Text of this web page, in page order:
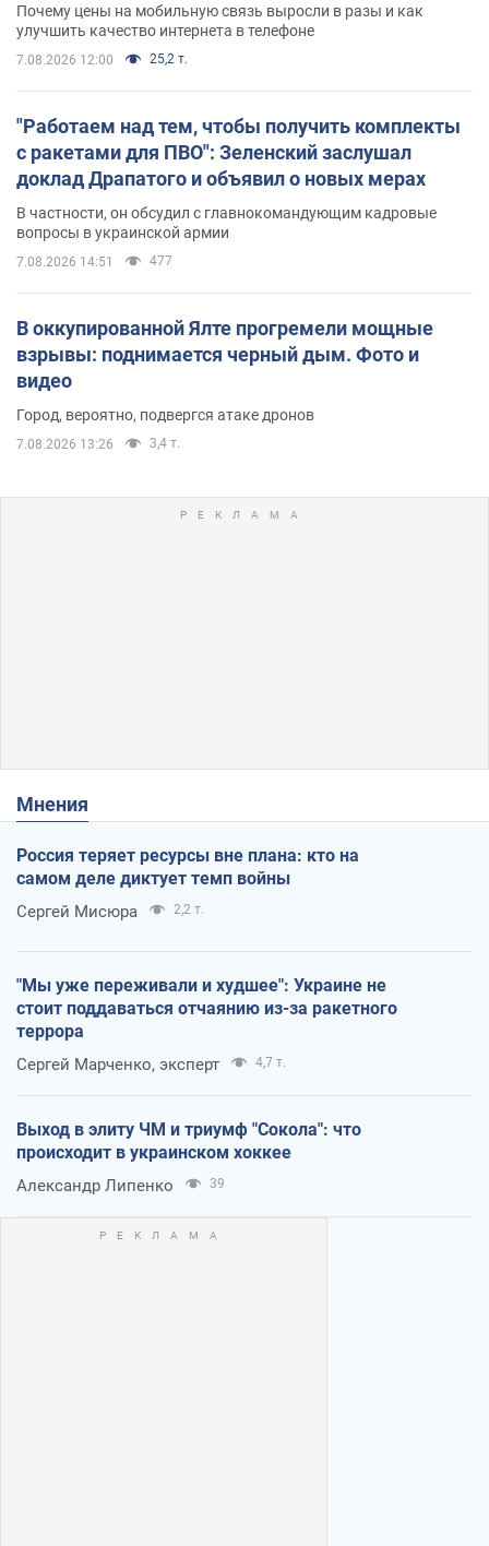
Почему цены на мобильную связь выросли в разы и как
улучшить качество интернета в телефоне
7.08.2026 12:00 25,2 т.
"Работаем над тем, чтобы получить комплекты
с ракетами для ПВО": Зеленский заслушал
доклад Драпатого и объявил о новых мерах
В частности, он обсудил с главнокомандующим кадровые
вопросы в украинской армии
7.08.2026 14:51 477
В оккупированной Ялте прогремели мощные
взрывы: поднимается черный дым. Фото и
видео
Город, вероятно, подвергся атаке дронов
7.08.2026 13:26 3,4 т.
Мнения
Россия теряет ресурсы вне плана: кто на
самом деле диктует темп войны
Сергей Мисюра 2,2 т.
"Мы уже переживали и худшее": Украине не
стоит поддаваться отчаянию из-за ракетного
террора
Сергей Марченко, эксперт 4,7 т.
Выход в элиту ЧМ и триумф "Сокола": что
происходит в украинском хоккее
Александр Липенко 39